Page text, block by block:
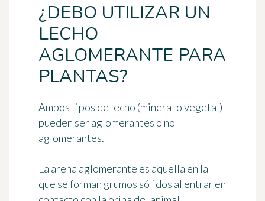
¿DEBO UTILIZAR UN
LECHO
AGLOMERANTE PARA
PLANTAS?
Ambos tipos de lecho (mineral o vegetal)
pueden ser aglomerantes o no
aglomerantes.
La arena aglomerante es aquella en la
que se forman grumos sólidos al entrar en